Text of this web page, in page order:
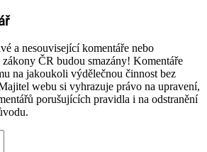
a nesouvisející komentáře nebo
ČR budou smazány! Komentáře
na jakoukoli výdělečnou činnost bez
webu si vyhrazuje právo na upravení,
porušujících pravidla i na odstranění